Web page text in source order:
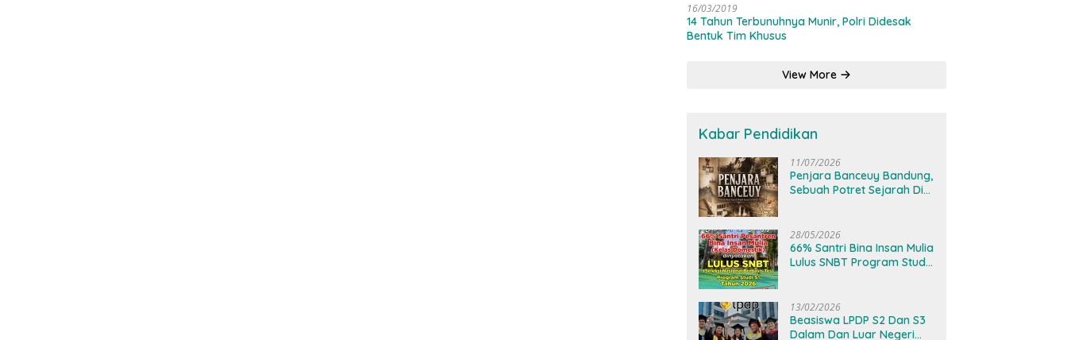
16/03/2019
14 Tahun Terbunuhnya Munir, Polri Didesak
Bentuk Tim Khusus
View More
Kabar Pendidikan
11/07/2026
Penjara Banceuy Bandung,
Sebuah Potret Sejarah Di
28/05/2026
66% Santri Bina Insan Mulia
Lulus SNBT Program Studi
13/02/2026
Beasiswa LPDP S2 Dan S3
Dalam Dan Luar Negeri